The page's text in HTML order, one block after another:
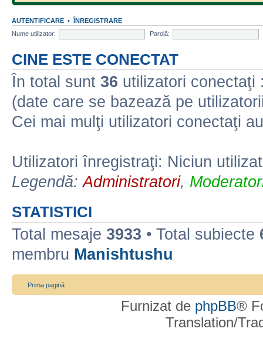
AUTENTIFICARE • ÎNREGISTRARE
Nume utilizator:
Parolă:
CINE ESTE CONECTAT
În total sunt 36 utilizatori conectaţi
(date care se bazează pe
Cei mai mulţi utilizatori conectaţi
Utilizatori înregistraţi: Niciun
Legendă:Administratori,
STATISTICI
Total mesaje 3933 • Total subiecte
membru Manishtushu
Prima pagină
Furnizat de phpBB®
Translation/